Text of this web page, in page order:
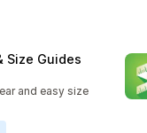
Size Guides
and easy size